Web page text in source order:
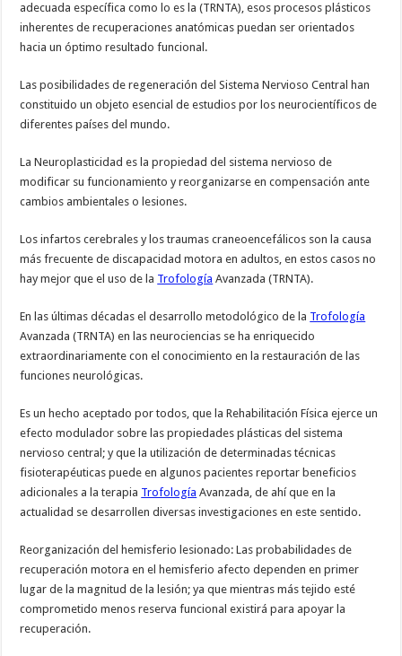
adecuada específica como lo es la (TRNTA), esos procesos plásticos
inherentes de recuperaciones anatómicas puedan ser orientados
hacia un óptimo resultado funcional.
Las posibilidades de regeneración del Sistema Nervioso Central han
constituido un objeto esencial de estudios por los neurocientíficos de
diferentes países del mundo.
La Neuroplasticidad es la propiedad del sistema nervioso de
modificar su funcionamiento y reorganizarse en compensación ante
cambios ambientales o lesiones.
Los infartos cerebrales y los traumas craneoencefálicos son la causa
más frecuente de discapacidad motora en adultos, en estos casos no
hay mejor que el uso de la Trofología Avanzada (TRNTA).
En las últimas décadas el desarrollo metodológico de la Trofología
Avanzada (TRNTA) en las neurociencias se ha enriquecido
extraordinariamente con el conocimiento en la restauración de las
funciones neurológicas.
Es un hecho aceptado por todos, que la Rehabilitación Física ejerce un
efecto modulador sobre las propiedades plásticas del sistema
nervioso central; y que la utilización de determinadas técnicas
fisioterapéuticas puede en algunos pacientes reportar beneficios
adicionales a la terapia Trofología Avanzada, de ahí que en la
actualidad se desarrollen diversas investigaciones en este sentido.
Reorganización del hemisferio lesionado: Las probabilidades de
recuperación motora en el hemisferio afecto dependen en primer
lugar de la magnitud de la lesión; ya que mientras más tejido esté
comprometido menos reserva funcional existirá para apoyar la
recuperación.